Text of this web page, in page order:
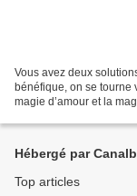
Vous avez deux
bénéfique, on se tourne
magie d’amour et la
Hébergé par
Top articles